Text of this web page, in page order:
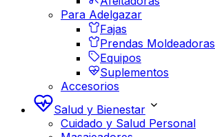
Para Adelgazar
Fajas
Prendas Moldeadoras
Equipos
Suplementos
Accesorios
Salud y Bienestar
Cuidado y Salud Personal